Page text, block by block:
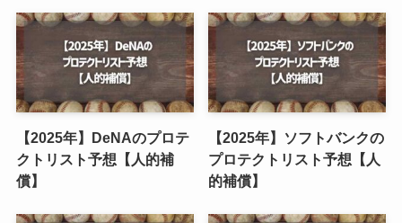
【2025年】DeNAのプロテ
クトリスト予想【人的補
償】
【2025年】ソフトバンクの
プロテクトリスト予想【人
的補償】